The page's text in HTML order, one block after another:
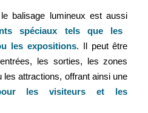
balisage lumineux est aussi
spéciaux tels que les
les expositions. Il peut être
les sorties, les zones
les attractions, offrant ainsi une
les visiteurs et les